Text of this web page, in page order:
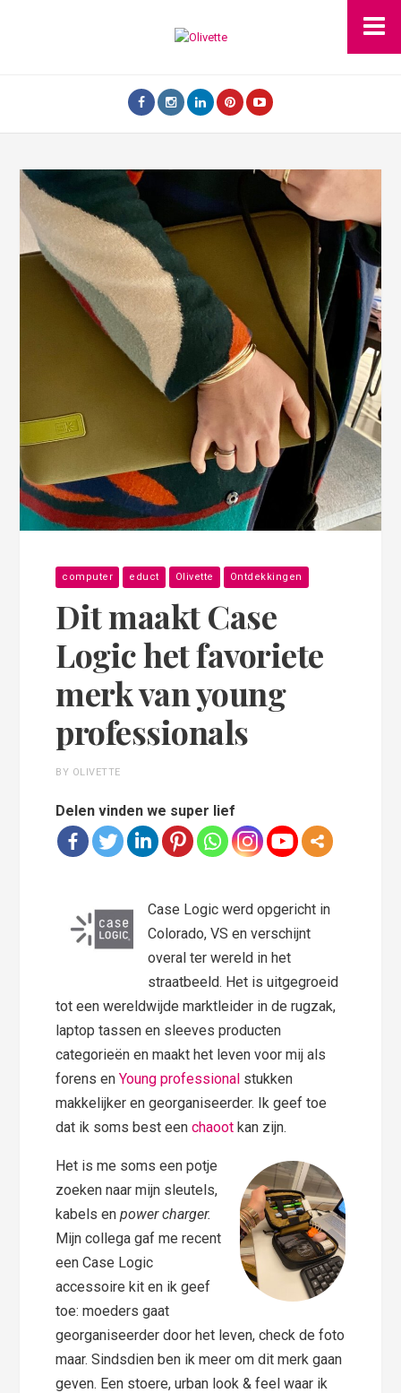
computer educt Olivette Ontdekkingen
Dit maakt Case
Logic het favoriete
merk van young
professionals
BY OLIVETTE
Delen vinden we super lief
Case Logic werd opgericht in
Colorado, VS en verschijnt
overal ter wereld in het
straatbeeld. Het is uitgegroeid
tot een wereldwijde marktleider in de rugzak,
laptop tassen en sleeves producten
categorieën en maakt het leven voor mij als
forens enYoung professional stukken
makkelijker en georganiseerder. Ik geef toe
dat ik soms best eenchaoot kan zijn.
Het is me soms een potje
zoeken naar mijn sleutels,
kabels enpower charger.
Mijn collega gaf me recent
een Case Logic
accessoire kit en ik geef
toe: moeders gaat
georganiseerder door het leven, check de foto
maar. Sindsdien ben ik meer om dit merk gaan
geven. Een stoere, urban look & feel waar ik